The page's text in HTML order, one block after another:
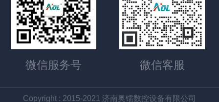
微信服务号 微信客服
Copyright : 2015-2021 济南奥镭数控设备有限公司